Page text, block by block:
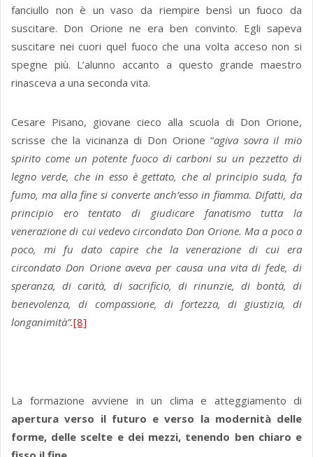
fanciullo non è un vaso da riempire bensì un fuoco da
suscitare. Don Orione ne era ben convinto. Egli sapeva
suscitare nei cuori quel fuoco che una volta acceso non si
spegne più. L’alunno accanto a questo grande maestro
rinasceva a una seconda vita.
Cesare Pisano, giovane cieco alla scuola di Don Orione,
scrisse che la vicinanza di Don Orione “agiva sovra il mio
spirito come un potente fuoco di carboni su un pezzetto di
legno verde, che in esso è gettato, che al principio suda, fa
fumo, ma alla fine si converte anch’esso in fiamma. Difatti, da
principio ero tentato di giudicare fanatismo tutta la
venerazione di cui vedevo circondato Don Orione. Ma a poco a
poco, mi fu dato capire che la venerazione di cui era
circondato Don Orione aveva per causa una vita di fede, di
speranza, di carità, di sacrificio, di rinunzie, di bontà, di
benevolenza, di compassione, di fortezza, di giustizia, di
longanimità”.[8]
La formazione avviene in un clima e atteggiamento di
apertura verso il futuro e verso la modernità delle
forme, delle scelte e dei mezzi, tenendo ben chiaro e